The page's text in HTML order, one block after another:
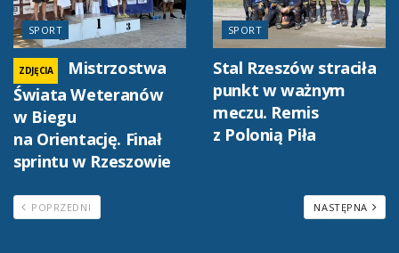
SPORT
ZDJĘCIA
Mistrzostwa
Świata Weteranów
w Biegu
na Orientację. Finał
sprintu w Rzeszowie
SPORT
Stal Rzeszów straciła
punkt w ważnym
meczu. Remis
z Polonią Piła
POPRZEDNI NASTĘPNA